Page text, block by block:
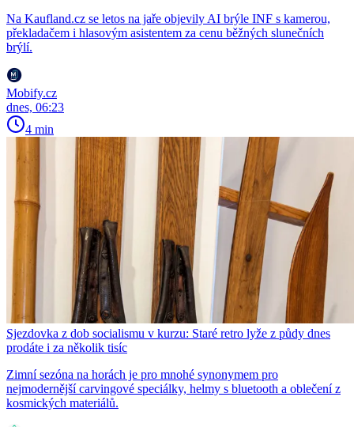
Na Kaufland.cz se letos na jaře objevily AI brýle INF s kamerou,
překladačem i hlasovým asistentem za cenu běžných slunečních
brýlí.
Mobify.cz
dnes, 06:23
4 min
Sjezdovka z dob socialismu v kurzu: Staré retro lyže z půdy dnes
prodáte i za několik tisíc
Zimní sezóna na horách je pro mnohé synonymem pro
nejmodernější carvingové speciálky, helmy s bluetooth a oblečení z
kosmických materiálů.